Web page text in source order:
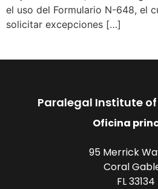
el uso del Formulario N-648, el
solicitar excepciones […]
Paralegal Institute
Oficina
95 Merrick
Coral
FL 33134